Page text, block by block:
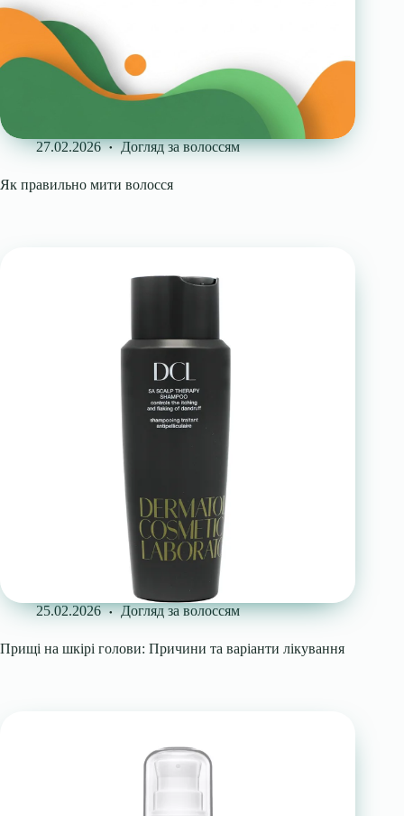
27.02.2026 Догляд за волоссям
Як правильно мити волосся
25.02.2026 Догляд за волоссям
Прищі на шкірі голови: Причини та варіанти лікування